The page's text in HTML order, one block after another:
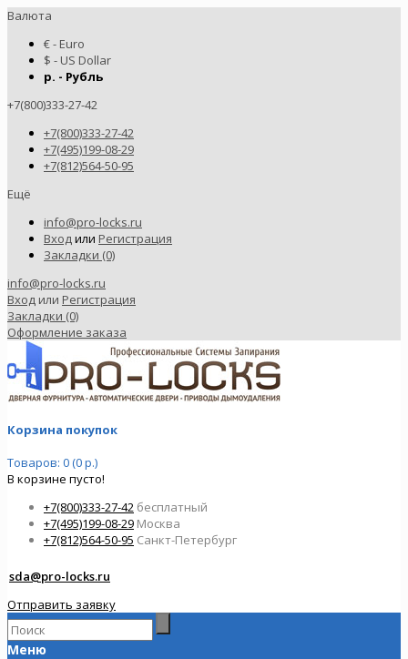
Валюта
€ - Euro
$ - US Dollar
р. - Рубль
+7(800)333-27-42
+7(800)333-27-42
+7(495)199-08-29
+7(812)564-50-95
Ещё
info@pro-locks.ru
Входили Регистрация
Закладки (0)
info@pro-locks.ru
Вход или Регистрация
Закладки (0)
Оформление заказа
Корзина покупок
Товаров: 0 (0 р.)
В корзине пусто!
+7(800)333-27-42 бесплатный
+7(495)199-08-29 Москва
+7(812)564-50-95 Санкт-Петербург
sda@pro-locks.ru
Отправить заявку
Меню